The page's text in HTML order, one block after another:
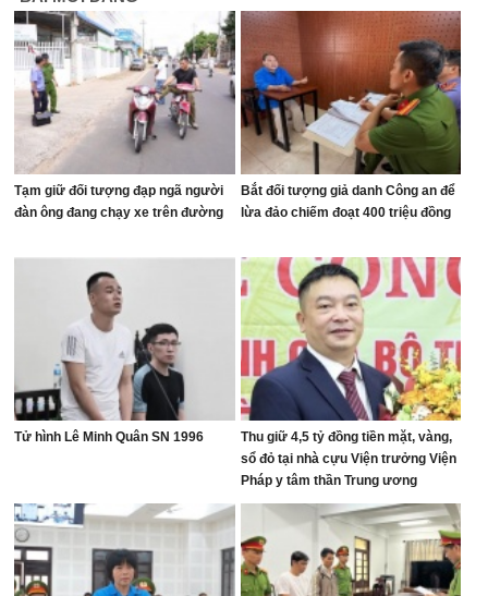
Tạm giữ đối tượng đạp ngã người
đàn ông đang chạy xe trên đường
Bắt đối tượng giả danh Công an để
lừa đảo chiếm đoạt 400 triệu đồng
Tử hình Lê Minh Quân SN 1996
Thu giữ 4,5 tỷ đồng tiền mặt, vàng,
sổ đỏ tại nhà cựu Viện trưởng Viện
Pháp y tâm thần Trung ương